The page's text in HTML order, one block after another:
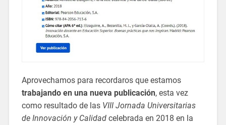
Aprovechamos para recordaros que estamos
trabajando en una nueva publicación, esta vez
como resultado de las VIII Jornada Universitarias
de Innovación y Calidadcelebrada en 2018 en la